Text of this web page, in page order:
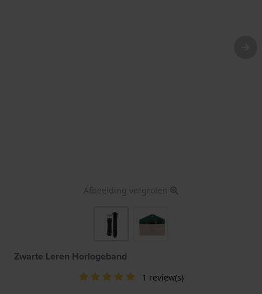
Afbeelding vergroten
Zwarte Leren Horlogeband
1 review(s)